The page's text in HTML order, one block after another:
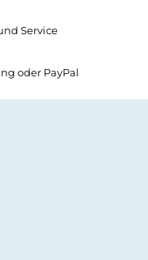
Service
oder PayPal